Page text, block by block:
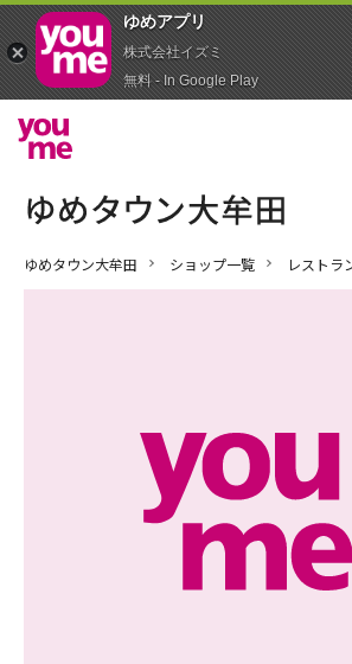
ゆめタウン大牟田 ショップ一覧 レストラ
ゆめアプ‪リ‬
株式会社イズミ
無料 - In Google Play